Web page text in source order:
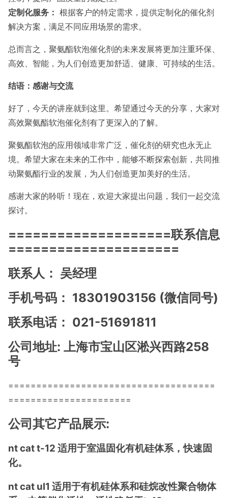
定制化服务： 根据客户的特定需求，提供定制化的催化剂
解决方案，满足不同应用场景的需求。
总而言之，聚氨酯软泡催化剂的未来发展将更加注重环保、
高效、智能，为人们创造更加舒适、健康、可持续的生活。
结语：感谢与交流
好了，今天的讲座就到这里。希望通过今天的分享，大家对
高效聚氨酯软泡催化剂有了更深入的了解。
聚氨酯软泡的应用领域非常广泛，催化剂的研究也永无止
境。希望大家在未来的工作中，能够不断探索创新，共同推
动聚氨酯行业的发展，为人们创造更加美好的生活。
感谢大家的聆听！现在，欢迎大家提出问题，我们一起交流
探讨。
====================联系信息
=====================
联系人： 吴经理
手机号码： 18301903156 (微信同号)
联系电话： 021-51691811
公司地址: 上海市宝山区淞兴西路258
号
=====================================
======================
公司其它产品展示:
nt cat t-12 适用于室温固化有机硅体系，快速固
化。
nt cat ul1 适用于有机硅体系和硅烷改性聚合物体